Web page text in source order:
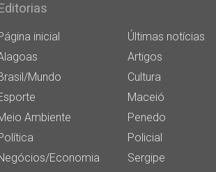
inicial
Últimas notícias
Artigos
Mundo
Cultura
Maceió
Ambiente
Penedo
Policial
Economia
Sergipe